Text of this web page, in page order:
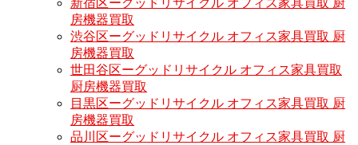
新宿区ーグッドリサイクル オフィス家具買取 厨
房機器買取
渋谷区ーグッドリサイクル オフィス家具買取 厨
房機器買取
世田谷区ーグッドリサイクル オフィス家具買取
厨房機器買取
目黒区ーグッドリサイクル オフィス家具買取 厨
房機器買取
品川区ーグッドリサイクル オフィス家具買取 厨